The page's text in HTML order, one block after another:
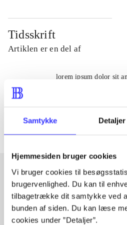
Samtykke Detaljer
Hjemmesiden bruger cookies
Vi bruger cookies til
brugervenlighed. Du kan til
tilbagetrække dit samtykke ved
bunden af siden. Du kan læse
cookies under ”Detaljer”.
Tidsskrift
Artiklen er en del af
lorem ipsum dolor sit
Artikler med samme
Fra